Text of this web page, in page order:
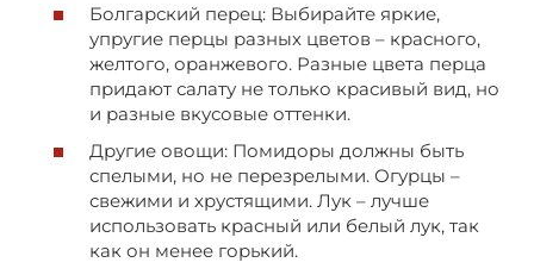
Болгарский перец: Выбирайте яркие,
упругие перцы разных цветов – красного,
желтого, оранжевого. Разные цвета перца
придают салату не только красивый вид, но
и разные вкусовые оттенки.
Другие овощи: Помидоры должны быть
спелыми, но не перезрелыми. Огурцы –
свежими и хрустящими. Лук – лучше
использовать красный или белый лук, так
как он менее горький.